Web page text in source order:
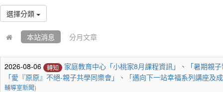
選擇分類
本站消息 分月文章
2026-08-06 轉知
家庭教育中心「小桃家8月課程資訊」、「暑期親
「愛『原原』不絕-親子共學同樂會」、「邁向下一站幸福系列講座及
輔導室新聞)